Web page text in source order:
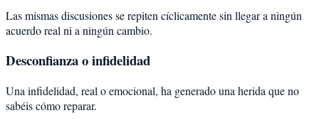
Las mismas discusiones se repiten cíclicamente sin llegar a ningún
acuerdo real ni a ningún cambio.
Desconfianza o infidelidad
Una infidelidad, real o emocional, ha generado una herida que no
sabéis cómo reparar.